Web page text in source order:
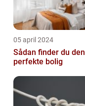
05 april 2024
Sådan finder du den
perfekte bolig